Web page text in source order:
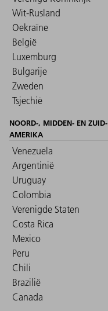
Wit-Rusland
Oekraïne
België
Luxemburg
Bulgarije
Zweden
Tsjechië
NOORD-, MIDDEN- EN ZUID-
AMERIKA
Venezuela
Argentinië
Uruguay
Colombia
Verenigde Staten
Costa Rica
Mexico
Peru
Chili
Brazilië
Canada